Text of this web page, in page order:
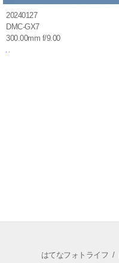
20240127
DMC-GX7
300.00mm f/9.00
はてなフォトライフ /